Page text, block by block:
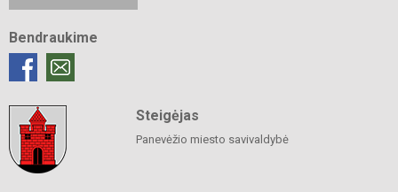
Bendraukime
Steigėjas
Panevėžio miesto savivaldybė